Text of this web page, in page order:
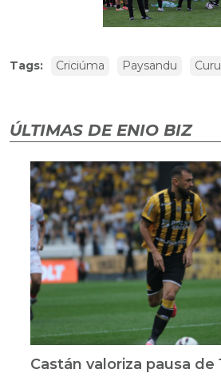
Tags: Criciúma Paysandu
ÚLTIMAS DE ENIO BIZ
Castán valoriza pausa de